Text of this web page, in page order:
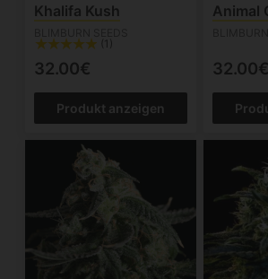
Khalifa Kush
(1)
32.00€
Produkt anzeigen
Animal
32.00€